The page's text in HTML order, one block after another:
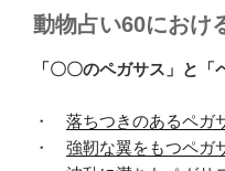
動物占い60におけ
「〇〇のペガサス」と
・ 落ちつきのあるペ
・ 強靭な翼をもつペ